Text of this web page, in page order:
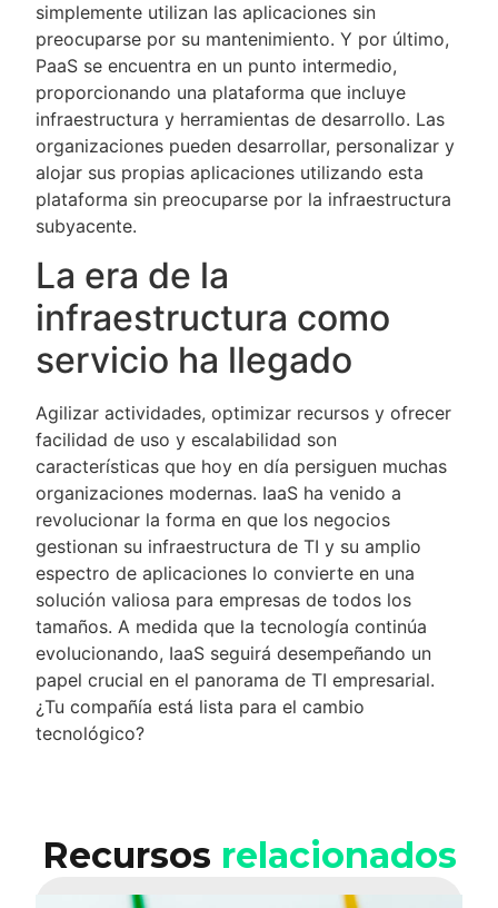
simplemente utilizan las aplicaciones sin
preocuparse por su mantenimiento. Y por último,
PaaS se encuentra en un punto intermedio,
proporcionando una plataforma que incluye
infraestructura y herramientas de desarrollo. Las
organizaciones pueden desarrollar, personalizar y
alojar sus propias aplicaciones utilizando esta
plataforma sin preocuparse por la infraestructura
subyacente.
La era de la
infraestructura como
servicio ha llegado
Agilizar actividades, optimizar recursos y ofrecer
facilidad de uso y escalabilidad son
características que hoy en día persiguen muchas
organizaciones modernas. IaaS ha venido a
revolucionar la forma en que los negocios
gestionan su infraestructura de TI y su amplio
espectro de aplicaciones lo convierte en una
solución valiosa para empresas de todos los
tamaños. A medida que la tecnología continúa
evolucionando, IaaS seguirá desempeñando un
papel crucial en el panorama de TI empresarial.
¿Tu compañía está lista para el cambio
tecnológico?
Recursos relacionados